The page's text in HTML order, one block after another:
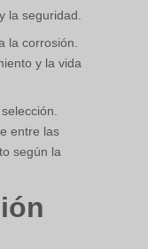
(Chile)
(Peru)
la seguridad.
la corrosión.
y la vida
entre las
según la